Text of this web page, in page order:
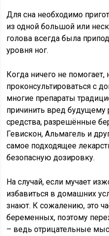
Для сна необходимо
из одной большой или
голова всегда была
уровня ног.
Когда ничего не
проконсультироваться с
многие препараты
причинить вред будущему
средства, разрешённые
Гевискон, Альмагель и
самое подходящее
безопасную дозировку.
На случай, если мучает
избавиться в домашних
знают. К сожалению, это
беременных, поэтому
– ведь отрицательные